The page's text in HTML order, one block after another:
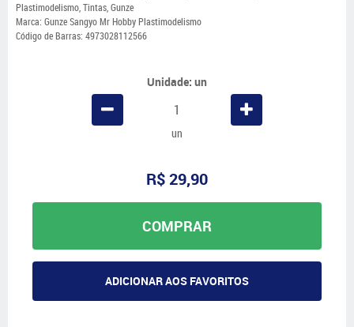
Plastimodelismo,Tintas,Gunze
Marca: Gunze Sangyo Mr Hobby Plastimodelismo
Código de Barras: 4973028112566
Unidade: un
un
R$ 29,90
COMPRAR
ADICIONAR AOS FAVORITOS